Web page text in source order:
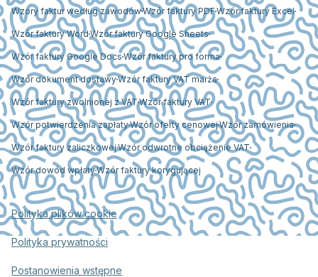
Wzory faktur według zawodówWzór faktury PDFWzór faktury Excel
Wzór faktury Word Wzór faktury Google Sheets
Wzór faktury Google DocsWzór faktury pro forma
Wzór dokument dostawyWzór faktury VAT marża
Wzór faktury zwolnionej z VATWzór faktury VAT
Wzór potwierdzenia zapłatyWzór oferty cenowejWzór zamówienia
Wzór faktury zaliczkowejWzór odwrotne obciążenie VAT
Wzór dowód wpłatyWzór faktury korygującej
Polityka plików cookie
Polityka prywatności
Postanowienia wstępne